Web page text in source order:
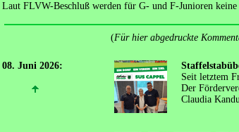
Laut FLVW-Beschluß werden für G- und F-Junioren
(Für hier abgedruckte
08. Juni 2026:
Seit letztem
Der
Claudia